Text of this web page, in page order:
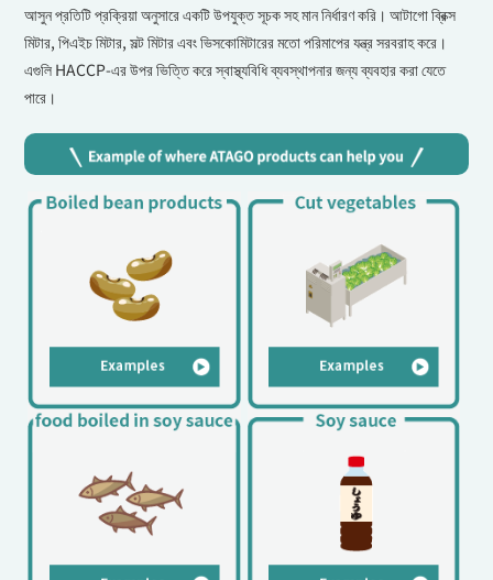
আসুন প্রতিটি প্রক্রিয়া অনুসারে একটি উপযুক্ত সূচক সহ মান নির্ধারণ করি। আটাগো ব্রিক্স
মিটার, পিএইচ মিটার, সল্ট মিটার এবং ভিসকোমিটারের মতো পরিমাপের যন্ত্র সরবরাহ করে।
এগুলি HACCP-এর উপর ভিত্তি করে স্বাস্থ্যবিধি ব্যবস্থাপনার জন্য ব্যবহার করা যেতে
পারে।